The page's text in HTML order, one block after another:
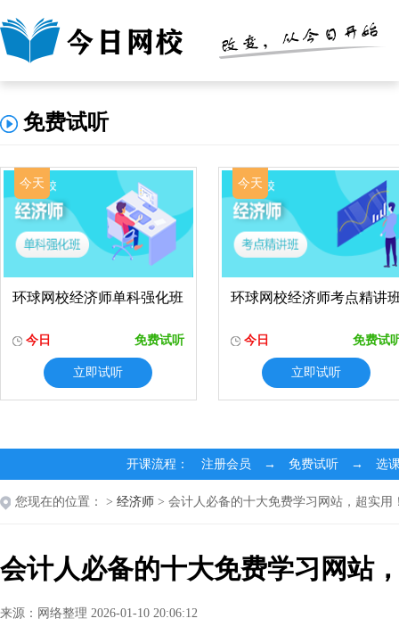
免费试听
今天
环球网校经济师单科强化班
今日 免费试听
立即试听
今天
环球网校经济师考点精讲
今日 免费试
立即试听
开课流程： 注册会员 → 免费试听 → 选
您现在的位置： > 经济师 > 会计人必备的十大免费学习网站，超实用
会计人必备的十大免费学习网站
来源：网络整理 2026-01-10 20:06:12